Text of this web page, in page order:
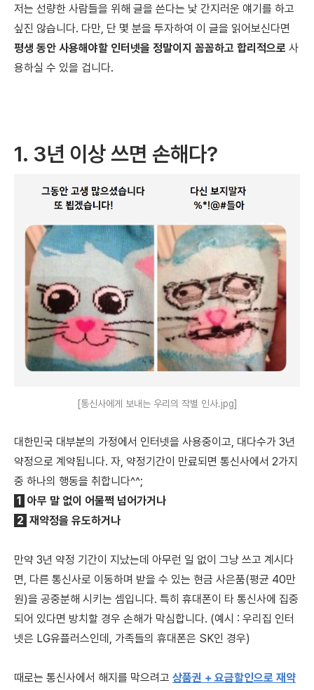
저는 선량한 사람들을 위해 글을 쓴다는 낯 간지러운 얘기를 하고
싶진 않습니다. 다만, 단 몇 분을 투자하여 이 글을 읽어보신다면
평생 동안 사용해야할 인터넷을 정말이지 꼼꼼하고 합리적으로 사
용하실 수 있을 겁니다.
1. 3년 이상 쓰면 손해다?
[통신사에게 보내는 우리의 작별 인사.jpg]
대한민국 대부분의 가정에서 인터넷을 사용중이고, 대다수가 3년
약정으로 계약됩니다. 자, 약정기간이 만료되면 통신사에서 2가지
중 하나의 행동을 취합니다^^;
1 아무 말 없이 어물쩍 넘어가거나
2 재약정을 유도하거나
만약 3년 약정 기간이 지났는데 아무런 일 없이 그냥 쓰고 계시다
면, 다른 통신사로 이동하며 받을 수 있는 현금 사은품(평균 40만
원)을 공중분해 시키는 셈입니다. 특히 휴대폰이 타 통신사에 집중
되어 있다면 방치할 경우 손해가 막심합니다. (예시 : 우리집 인터
넷은 LG유플러스인데, 가족들의 휴대폰은 SK인 경우)
​때로는 통신사에서 해지를 막으려고 ​ 상품권 + 요금할인으로 재약